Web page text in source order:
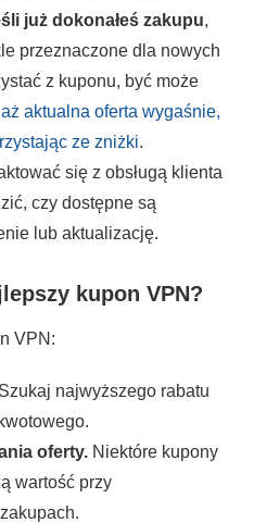
już dokonałeś zakupu,
przeznaczone dla nowych
z kuponu, być może
aktualna oferta wygaśnie,
ze zniżki.
się z obsługą klienta
czy dostępne są
lub aktualizację.
kupon VPN?
VPN:
najwyższego rabatu
oferty. Niektóre kupony
wartość przy